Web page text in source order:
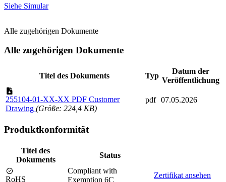
Siehe Simular
Alle zugehörigen Dokumente
Alle zugehörigen Dokumente
Titel des Dokuments Typ
Datum der
Veröffentlichung
255104-01-XX-XX PDF Customer
Drawing (Größe: 224,4 KB)
pdf 07.05.2026
Produktkonformität
Titel des
Dokuments
Status
RoHS
Compliant with
Exemption 6C
Zertifikat ansehen